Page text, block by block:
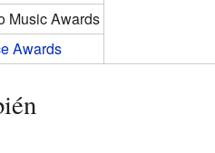
Music Awards
Awards